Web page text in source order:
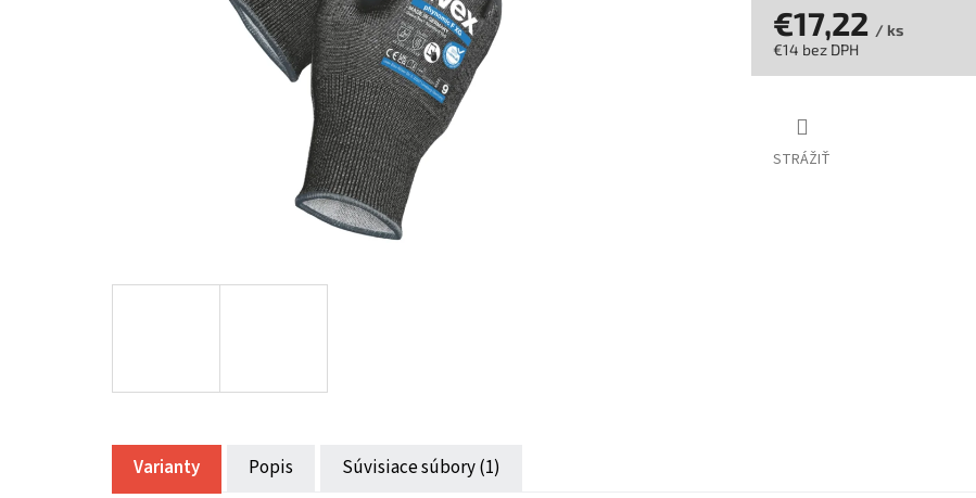
STRÁŽIŤ
€17,22 / ks
€14 bez DPH
hviezdičiek.
Varianty Popis Súvisiace súbory (1)